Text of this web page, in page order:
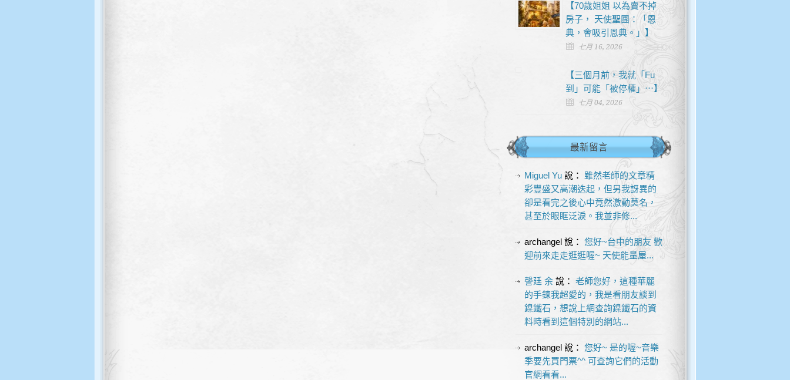
【70歲姐姐 以為賣不掉
房子， 天使聖團：「恩
典，會吸引恩典。」】
七月 16, 2026
【三個月前，我就「Fu
到」可能「被停權」⋯】
七月 04, 2026
最新留言
Miguel Yu說： 雖然老師的文章精
彩豐盛又高潮迭起，但另我訝異的
卻是看完之後心中竟然激動莫名，
甚至於眼眶泛淚。我並非修...
archangel說： 您好~台中的朋友 歡
迎前來走走逛逛喔~ 天使能量屋...
謦廷 余說： 老師您好，這種華麗
的手鍊我超愛的，我是看朋友談到
鎳鐵石，想說上網查詢鎳鐵石的資
料時看到這個特別的網站...
archangel說： 您好~ 是的喔~音樂
季要先買門票^^ 可查詢它們的活動
官網看看...